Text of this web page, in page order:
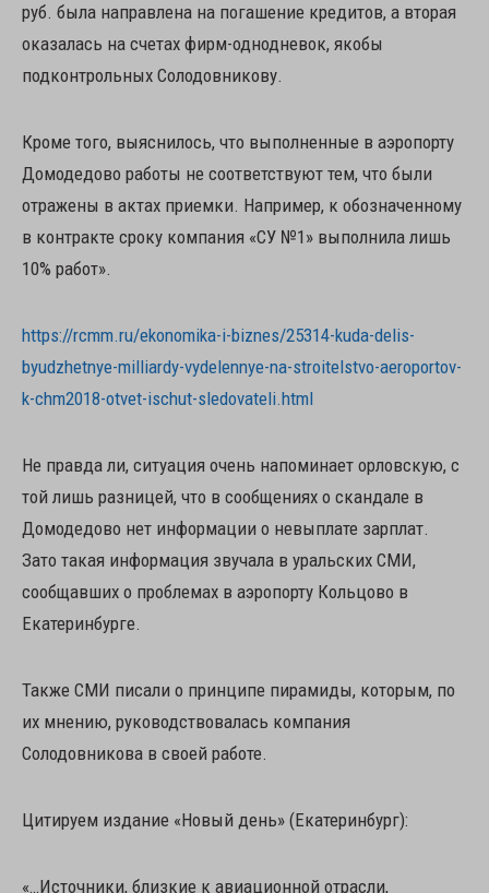
руб. была направлена на погашение кредитов, а вторая
оказалась на счетах фирм-однодневок, якобы
подконтрольных Солодовникову.
Кроме того, выяснилось, что выполненные в аэропорту
Домодедово работы не соответствуют тем, что были
отражены в актах приемки. Например, к обозначенному
в контракте сроку компания «СУ №1» выполнила лишь
10% работ».
https://rcmm.ru/ekonomika-i-biznes/25314-kuda-delis-
byudzhetnye-milliardy-vydelennye-na-stroitelstvo-aeroportov-
k-chm2018-otvet-ischut-sledovateli.html
Не правда ли, ситуация очень напоминает орловскую, с
той лишь разницей, что в сообщениях о скандале в
Домодедово нет информации о невыплате зарплат.
Зато такая информация звучала в уральских СМИ,
сообщавших о проблемах в аэропорту Кольцово в
Екатеринбурге.
Также СМИ писали о принципе пирамиды, которым, по
их мнению, руководствовалась компания
Солодовникова в своей работе.
Цитируем издание «Новый день» (Екатеринбург):
«…Источники, близкие к авиационной отрасли,